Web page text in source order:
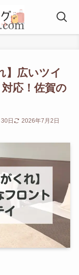
】広いツイ
応！佐賀の
日 2026年7月2日